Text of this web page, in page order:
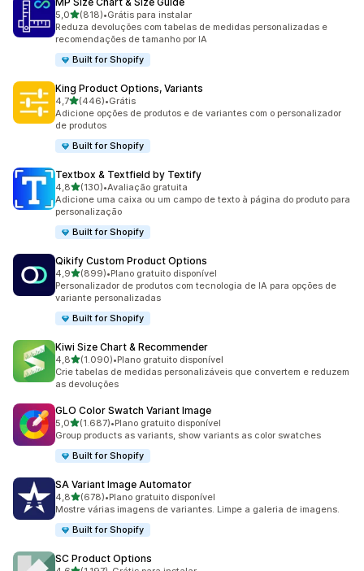
5,0de 5 estrelas
(818)
818 avaliações ao todo
•Grátis para instalar
Reduza devoluções com tabelas de medidas personalizadas e
recomendações de tamanho por IA
Built for Shopify
King Product Options, Variants
4,7de 5 estrelas
(446)
446 avaliações ao todo
•Grátis
Adicione opções de produtos e de variantes com o personalizador
de produtos
Built for Shopify
Textbox & Textfield by Textify
4,8de 5 estrelas
(130)
130 avaliações ao todo
•Avaliação gratuita
Adicione uma caixa ou um campo de texto à página do produto para
personalização
Built for Shopify
Qikify Custom Product Options
4,9de 5 estrelas
(899)
899 avaliações ao todo
•Plano gratuito disponível
Personalizador de produtos com tecnologia de IA para opções de
variante personalizadas
Built for Shopify
Kiwi Size Chart & Recommender
4,8de 5 estrelas
(1.090)
1090 avaliações ao todo
•Plano gratuito disponível
Crie tabelas de medidas personalizáveis que convertem e reduzem
as devoluções
GLO Color Swatch Variant Image
5,0de 5 estrelas
(1.687)
1687 avaliações ao todo
•Plano gratuito disponível
Group products as variants, show variants as color swatches
Built for Shopify
SA Variant Image Automator
4,8de 5 estrelas
(678)
678 avaliações ao todo
•Plano gratuito disponível
Mostre várias imagens de variantes. Limpe a galeria de imagens.
Built for Shopify
SC Product Options